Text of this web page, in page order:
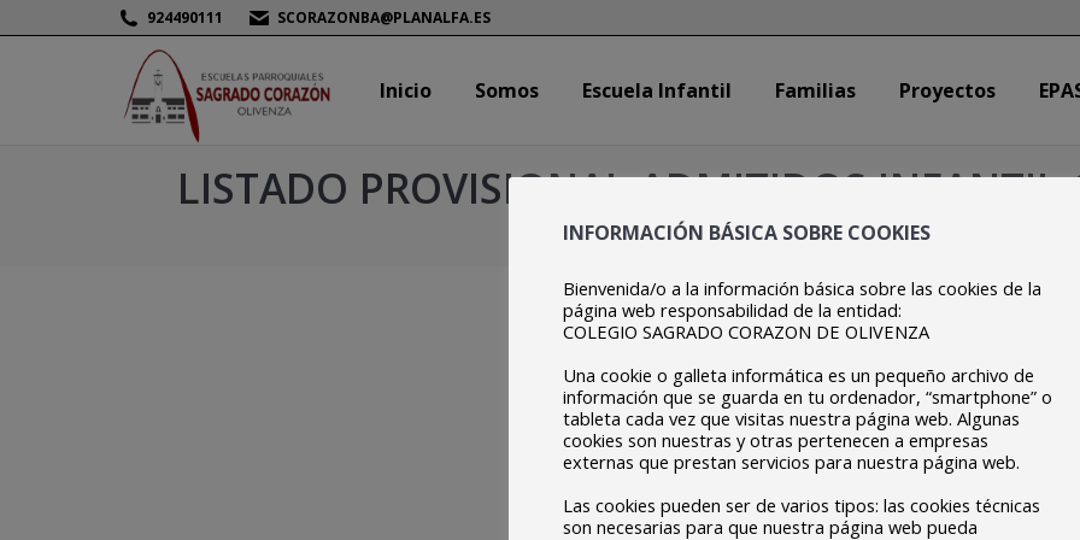
924490111 SCORAZONBA@PLANALFA.ES
Inicio Somos Escuela Infantil Familias Proyectos
LISTADO PROVISIONAL ADMITIDOS INFANTIL
Estás aquí:
Inicio LISTADO PROVISIONAL ADMITIDOS INFANTIL CURSO…
INFORMACIÓN BÁSICA SOBRE COOKIES
Bienvenida/o a la información básica sobre las cookies de la
página web responsabilidad de la entidad:
COLEGIO SAGRADO CORAZON DE OLIVENZA
Una cookie o galleta informática es un pequeño archivo de
información que se guarda en tu ordenador, “smartphone” o
tableta cada vez que visitas nuestra página web. Algunas
cookies son nuestras y otras pertenecen a empresas
externas que prestan servicios para nuestra página web.
Las cookies pueden ser de varios tipos: las cookies técnicas
son necesarias para que nuestra página web pueda
Inicio Somos Escuela Infantil Familias Proyectos